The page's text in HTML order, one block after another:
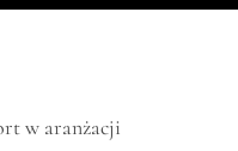
w aranżacji